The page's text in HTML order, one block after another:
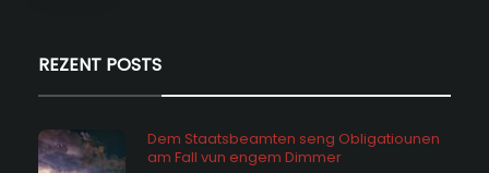
REZENT POSTS
Dem Staatsbeamten seng Obligatiounen
am Fall vun engem Dimmer